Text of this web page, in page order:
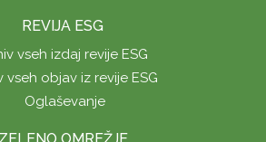
REVIJA ESG
vseh izdaj revije ESG
vseh objav iz revije ESG
Oglaševanje